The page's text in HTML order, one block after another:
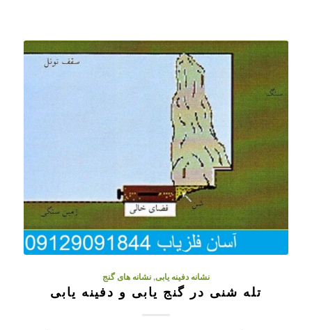
نشانه دفینه یابی,نشانه های گنج
تله شنی در گنج یابی و دفینه یابی